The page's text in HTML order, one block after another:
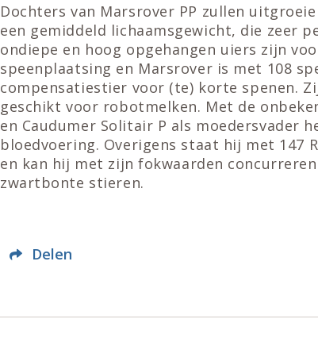
Dochters van Marsrover PP zullen
een gemiddeld lichaamsgewicht, die zeer
ondiepe en hoog opgehangen uiers zijn
speenplaatsing en Marsrover is met 108
compensatiestier voor (te) korte spenen.
geschikt voor robotmelken. Met de
en Caudumer Solitair P als moedersvader
bloedvoering. Overigens staat hij met 147
en kan hij met zijn fokwaarden
zwartbonte stieren.
Delen